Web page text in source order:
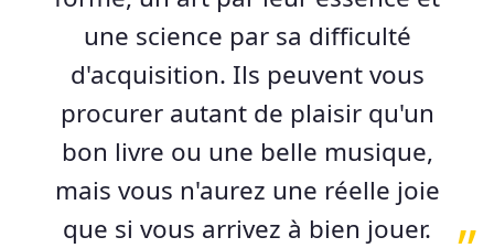
une science par sa difficulté
d'acquisition. Ils peuvent vous
procurer autant de plaisir qu'un
bon livre ou une belle musique,
mais vous n'aurez une réelle joie
que si vous arrivez à bien jouer.